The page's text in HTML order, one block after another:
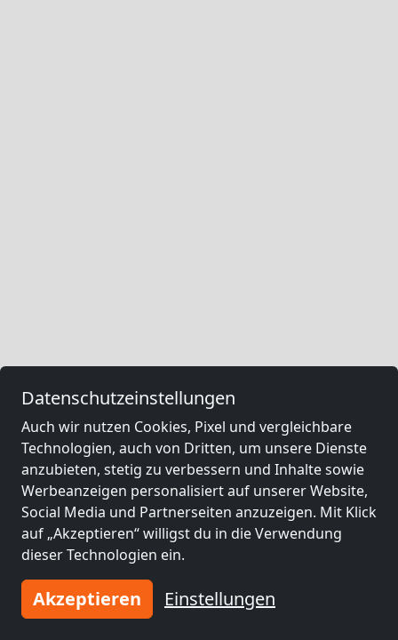
Datenschutzeinstellungen
Auch wir nutzen Cookies, Pixel und vergleichbare
Technologien, auch von Dritten, um unsere Dienste
anzubieten, stetig zu verbessern und Inhalte sowie
Werbeanzeigen personalisiert auf unserer Website,
Social Media und Partnerseiten anzuzeigen. Mit Klick
auf „Akzeptieren“ willigst du in die Verwendung
dieser Technologien ein.
Akzeptieren Einstellungen